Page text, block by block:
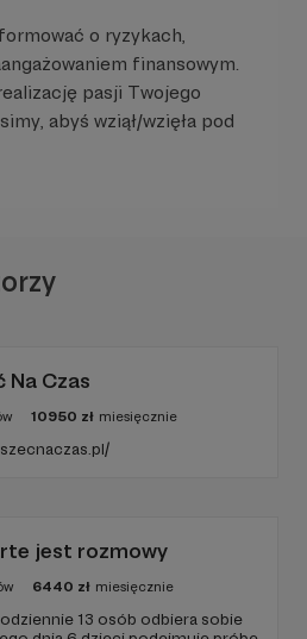
pomocy bezdomnym
organizując spotkania
o ryzykach,
finansowym.
pasji Twojego
abyś wziął/wzięła pod
Na Czas
10950 zł miesięcznie
jest rozmowy
6440 zł miesięcznie
13 osób odbiera sobie